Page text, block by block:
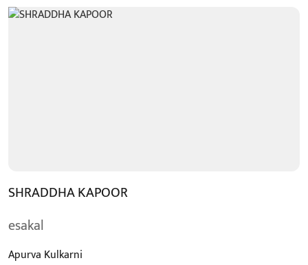
SHRADDHA KAPOOR
esakal
Apurva Kulkarni